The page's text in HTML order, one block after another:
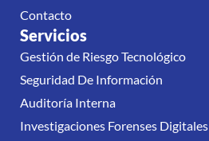
Contacto
Servicios
Gestión de Riesgo Tecnológico
Seguridad De Información
Auditoría Interna
Investigaciones Forenses Digitales